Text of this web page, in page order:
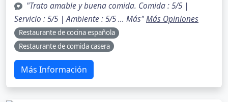
"Trato amable y buena comida. Comida : 5/5 |
Servicio : 5/5 | Ambiente : 5/5 … Más"Más Opiniones
Restaurante de cocina española
Restaurante de comida casera
Más Información